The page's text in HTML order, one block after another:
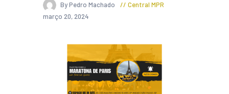
By Pedro Machado
Central MPR
março 20, 2024